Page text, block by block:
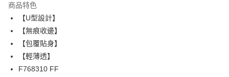
Apple Pay
街口支付
悠遊付
大哥付你分期
商品特色
【U型設計】
【無痕收邊】
【包覆貼身】
【輕薄透】
F768310 FF